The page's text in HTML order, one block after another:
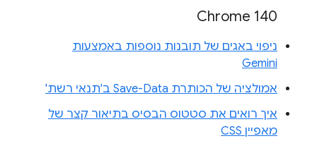
Chrome 140
ניפוי באגים של תובנות נוספות באמצעות
Gemini
אמולציה של הכותרת Save-Data ב'תנאי רשת'
איך רואים את סטטוס הבסיס בתיאור קצר של
מאפיין CSS